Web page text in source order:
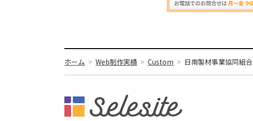
ホーム Web制作実績 Custom 日南製材事業協同組合